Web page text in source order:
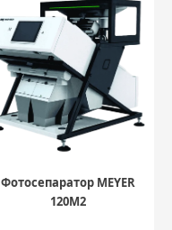
Фотосепаратор MEYER
120M2